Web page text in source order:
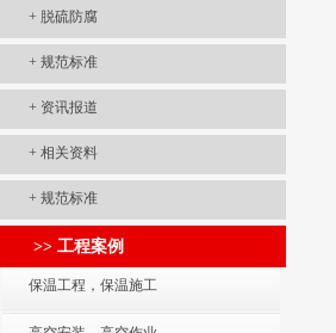
+ 脱硫防腐
+ 规范标准
+ 资讯报道
+ 相关资料
+ 规范标准
>> 工程案例
保温工程，保温施工